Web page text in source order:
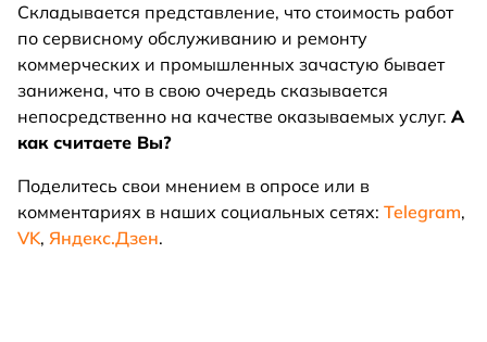
Складывается представление, что стоимость работ
по сервисному обслуживанию и ремонту
коммерческих и промышленных зачастую бывает
занижена, что в свою очередь сказывается
непосредственно на качестве оказываемых услуг. А
как считаете Вы?
Поделитесь свои мнением в опросе или в
комментариях в наших социальных сетях: Telegram,
VK, Яндекс.Дзен.